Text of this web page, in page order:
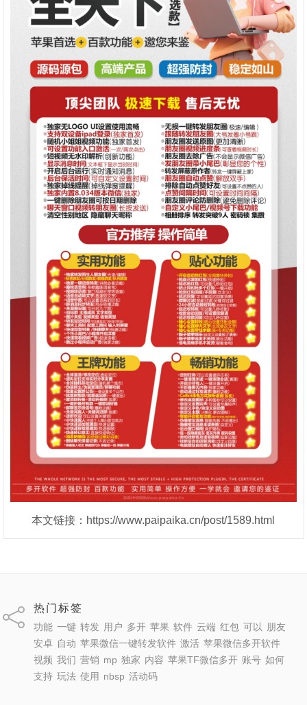
本文链接：https://www.paipaika.cn/post/1589.html
热门标签
功能 一键 转发 用户 多开 苹果 软件 云端 红包 可以
朋友
安卓 自动 苹果微信一键转发软件 激活 苹果微信多开软件
视频 我们 营销 mp 独家 内容 苹果TF微信多开 账号 如何
支持 玩法 使用 nbsp 活动码